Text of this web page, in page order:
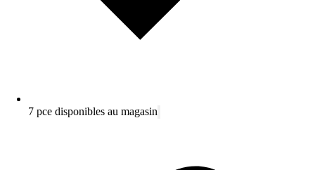
7 pce disponibles au magasin